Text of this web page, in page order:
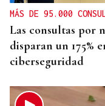
MÁS DE 95.000
Las consultas por
disparan un 175%
ciberseguridad